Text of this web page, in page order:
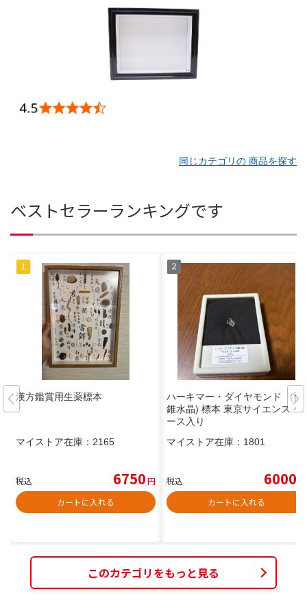
同じカテゴリの 商品を探す
ベストセラーランキングです
漢方鑑賞用生薬標本
マイストア在庫： 2165
税込 6750円
カートに入れる
ハーキマー・ダイヤモンド （両
錐水晶) 標本 東京サイエンス ケ
ース入り
マイストア在庫： 1801
税込 6000
カートに入れる
このカテゴリをもっと見る